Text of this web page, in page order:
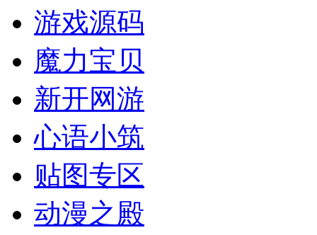
游戏源码
魔力宝贝
新开网游
心语小筑
贴图专区
动漫之殿